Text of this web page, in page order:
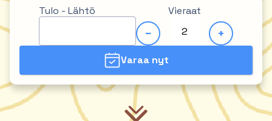
Tulo - Lähtö Vieraat
− +
Varaa nyt